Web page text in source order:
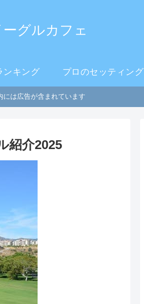
グルカフェ
ンキング プロのセッティング
には広告が含まれています
紹介2025